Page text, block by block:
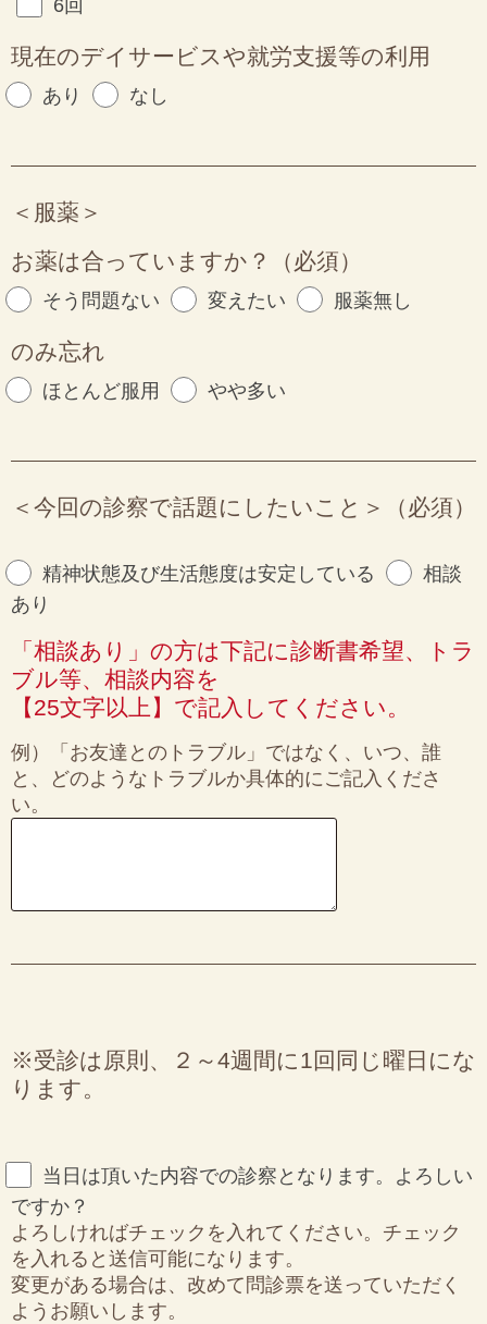
6回
現在のデイサービスや就労支援等の利用
あり なし
＜服薬＞
お薬は合っていますか？（必須）
そう問題ない 変えたい 服薬無し
のみ忘れ
ほとんど服用 やや多い
＜今回の診察で話題にしたいこと＞（必須）
精神状態及び生活態度は安定している
相談
あり
「相談あり」の方は下記に診断書希望、トラ
ブル等、相談内容を
【25文字以上】で記入してください。
例）「お友達とのトラブル」ではなく、いつ、誰
と、どのようなトラブルか具体的にご記入くださ
い。
※受診は原則、２～4週間に1回同じ曜日にな
ります。
当日は頂いた内容での診察となります。よろしい
ですか？
よろしければチェックを入れてください。チェック
を入れると送信可能になります。
変更がある場合は、改めて問診票を送っていただく
ようお願いします。